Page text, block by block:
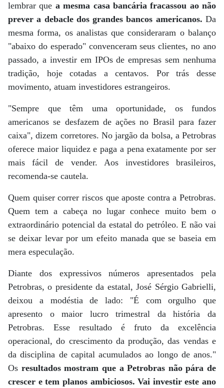
lembrar que a mesma casa bancária fracassou ao não
prever a debacle dos grandes bancos americanos. Da
mesma forma, os analistas que consideraram o balanço
"abaixo do esperado" convenceram seus clientes, no ano
passado, a investir em IPOs de empresas sem nenhuma
tradição, hoje cotadas a centavos. Por trás desse
movimento, atuam investidores estrangeiros.
"Sempre que têm uma oportunidade, os fundos
americanos se desfazem de ações no Brasil para fazer
caixa", dizem corretores. No jargão da bolsa, a Petrobras
oferece maior liquidez e paga a pena exatamente por ser
mais fácil de vender. Aos investidores brasileiros,
recomenda-se cautela.
Quem quiser correr riscos que aposte contra a Petrobras.
Quem tem a cabeça no lugar conhece muito bem o
extraordinário potencial da estatal do petróleo. E não vai
se deixar levar por um efeito manada que se baseia em
mera especulação.
Diante dos expressivos números apresentados pela
Petrobras, o presidente da estatal, José Sérgio Gabrielli,
deixou a modéstia de lado: "É com orgulho que
apresento o maior lucro trimestral da história da
Petrobras. Esse resultado é fruto da excelência
operacional, do crescimento da produção, das vendas e
da disciplina de capital acumulados ao longo de anos."
Os resultados mostram que a Petrobras não pára de
crescer e tem planos ambiciosos. Vai investir este ano